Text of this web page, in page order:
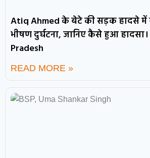
Atiq Ahmed के बेटे की सड़क हादसे में
भीषण दुर्घटना, जानिए कैसे हुआ
Pradesh
READ MORE »